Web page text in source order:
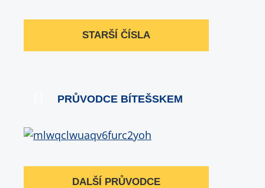
STARŠÍ ČÍSLA
PRŮVODCE BÍTEŠSKEM
DALŠÍ PRŮVODCE